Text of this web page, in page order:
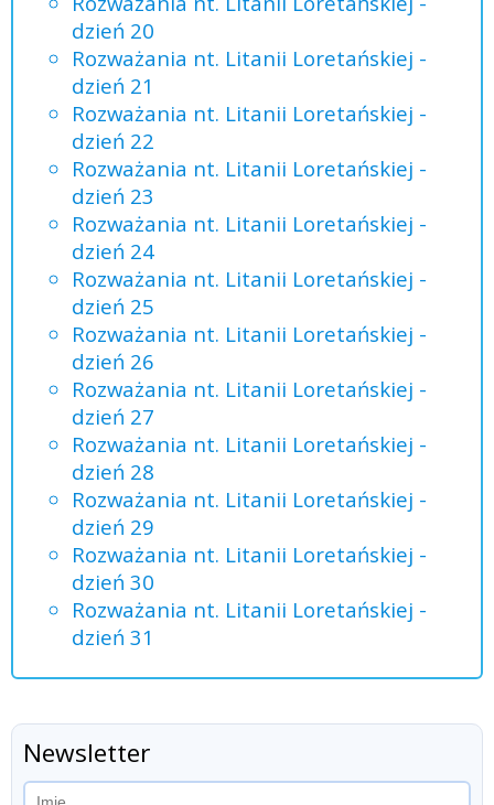
dzień 20
Rozważania nt. Litanii Loretańskiej -
dzień 21
Rozważania nt. Litanii Loretańskiej -
dzień 22
Rozważania nt. Litanii Loretańskiej -
dzień 23
Rozważania nt. Litanii Loretańskiej -
dzień 24
Rozważania nt. Litanii Loretańskiej -
dzień 25
Rozważania nt. Litanii Loretańskiej -
dzień 26
Rozważania nt. Litanii Loretańskiej -
dzień 27
Rozważania nt. Litanii Loretańskiej -
dzień 28
Rozważania nt. Litanii Loretańskiej -
dzień 29
Rozważania nt. Litanii Loretańskiej -
dzień 30
Rozważania nt. Litanii Loretańskiej -
dzień 31
Newsletter